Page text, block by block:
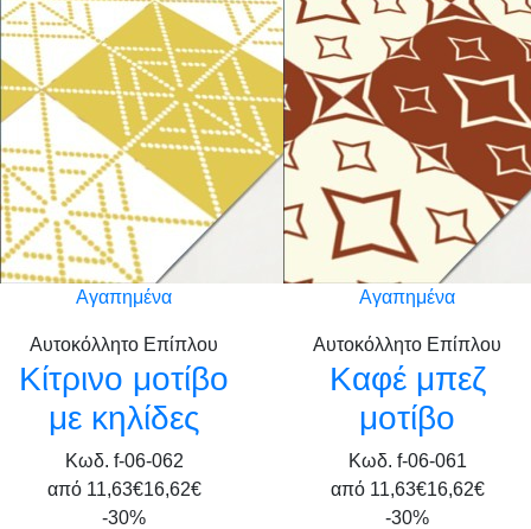
Αγαπημένα
Αυτοκόλλητο Επίπλου
Κίτρινο μοτίβο
με κηλίδες
Κωδ. f-06-062
από 11,63€16,62€
Αγαπημένα
Αυτοκόλλητο Επίπλου
Καφέ μπεζ
μοτίβο
Κωδ. f-06-061
από 11,63€16,62€
-30%
-30%